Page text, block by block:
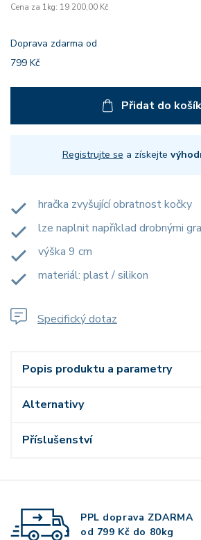
Cena za 1kg: 19 200,00 Kč
Doprava zdarma od
799 Kč
Přidat do
Registrujte se a získejte
hračka zvyšující obratnost kočky
lze naplnit například drobnými
výška 9 cm
materiál: plast / silikon
Specifický dotaz
Popis produktu a parametry
Alternativy
Příslušenství
PPL doprava ZDARMA
od 799 Kč do 80kg